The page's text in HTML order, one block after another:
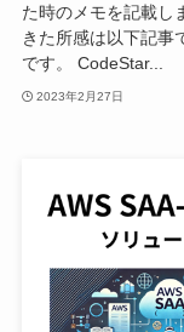
た時のメモを記載し
きた所感は以下記事
です。 CodeStar...
2023年2月27日